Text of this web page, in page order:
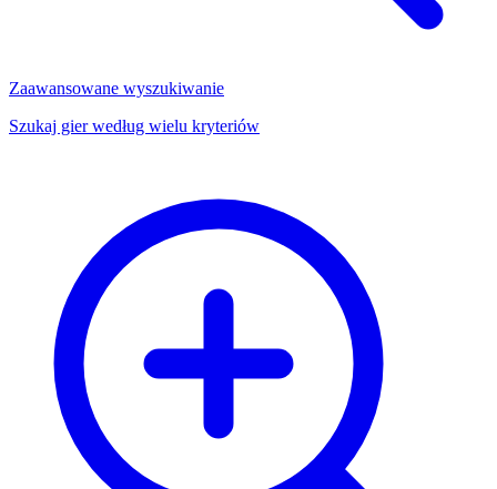
Zaawansowane wyszukiwanie
Szukaj gier według wielu kryteriów